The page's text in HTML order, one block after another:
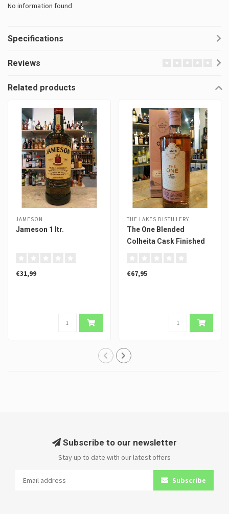
No information found
Specifications
Reviews
Related products
JAMESON
Jameson 1 ltr.
€31,99
THE LAKES DISTILLERY
The One Blended
Colheita Cask Finished
€67,95
Subscribe to our newsletter
Stay up to date with our latest offers
Subscribe